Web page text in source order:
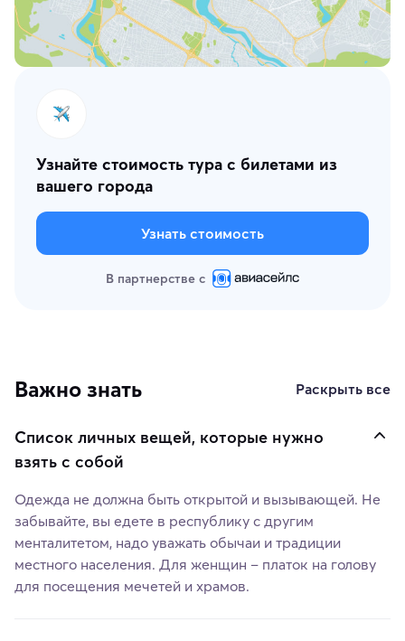
Узнайте стоимость тура с билетами из
вашего города
Узнать стоимость
В партнерстве с
Важно знать Раскрыть все
Список личных вещей, которые нужно
взять с собой
Одежда не должна быть открытой и вызывающей. Не
забывайте, вы едете в республику с другим
менталитетом, надо уважать обычаи и традиции
местного населения. Для женщин – платок на голову
для посещения мечетей и храмов.